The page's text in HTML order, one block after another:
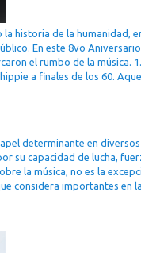
la historia de la humanidad,
En este 8vo
el rumbo de la música.
a finales de los 60.
determinante en
su capacidad de lucha,
la música, no es la
considera importantes en